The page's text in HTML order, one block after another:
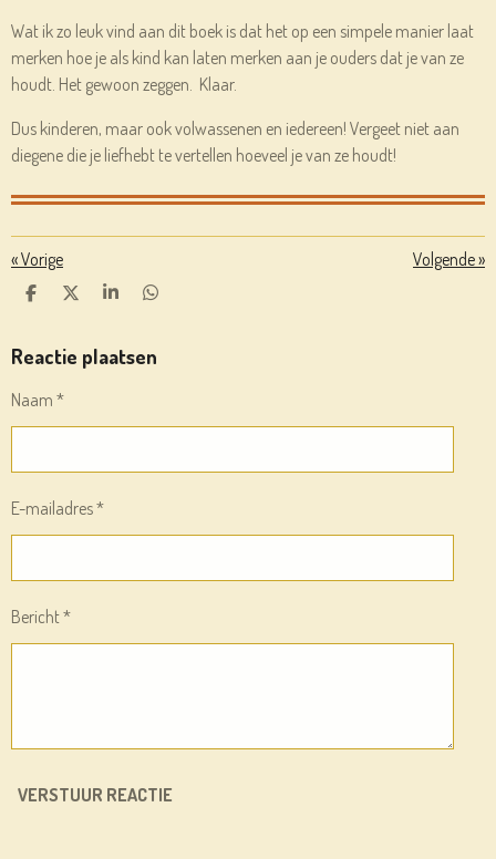
Wat ik zo leuk vind aan dit boek is dat het op een simpele manier laat
merken hoe je als kind kan laten merken aan je ouders dat je van ze
houdt. Het gewoon zeggen. Klaar.
Dus kinderen, maar ook volwassenen en iedereen! Vergeet niet aan
diegene die je liefhebt te vertellen hoeveel je van ze houdt!
«Vorige Volgende»
D
E
N
D
L
S
R
E
D
E
N
Reactie plaatsen
Naam *
E-mailadres *
Bericht *
VERSTUUR REACTIE